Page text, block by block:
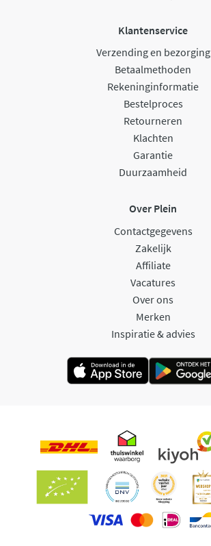
Klantenservice
Verzending en bezorging
Betaalmethoden
Rekeninginformatie
Bestelproces
Retourneren
Klachten
Garantie
Duurzaamheid
Over Plein
Contactgegevens
Zakelijk
Affiliate
Vacatures
Over ons
Merken
Inspiratie & advies